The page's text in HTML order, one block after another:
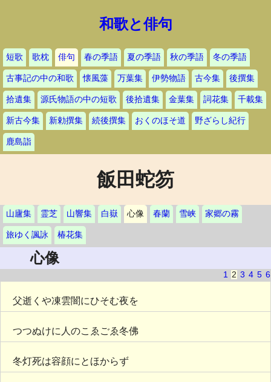
和歌と俳句
短歌 歌枕 俳句 春の季語 夏の季語 秋の季語 冬の季語
古事記の中の和歌 懐風藻 万葉集 伊勢物語 古今集 後撰集
拾遺集 源氏物語の中の短歌 後拾遺集 金葉集 詞花集 千載集
新古今集 新勅撰集 続後撰集 おくのほそ道 野ざらし紀行
鹿島詣
飯田蛇笏
山廬集 霊芝 山響集 白嶽 心像 春蘭 雪峡 家郷の霧
旅ゆく諷詠 椿花集
心像
1 2 3 4 5 6
父逝くや凍雲闇にひそむ夜を
つつぬけに人のこゑごゑ冬佛
冬灯死は容顔にとほからず